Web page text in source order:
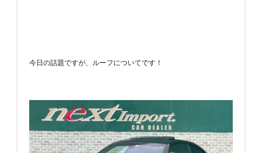
今日の話題ですが、ルーフについてです！